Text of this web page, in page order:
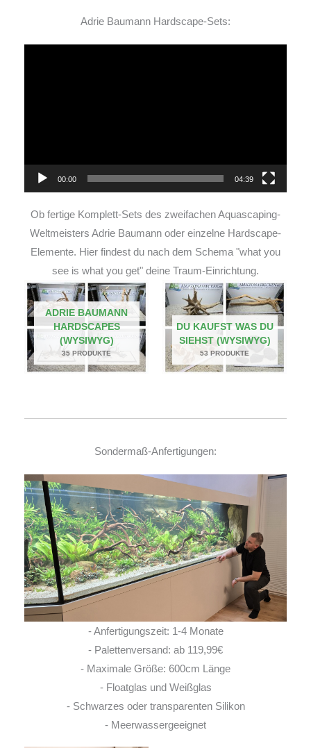
Adrie Baumann Hardscape-Sets:
00:00 04:39
Ob fertige Komplett-Sets des zweifachen Aquascaping-
Weltmeisters Adrie Baumann oder einzelne Hardscape-
Elemente. Hier findest du nach dem Schema "what you
see is what you get" deine Traum-Einrichtung.
ADRIE BAUMANN
HARDSCAPES
(WYSIWYG)
35 PRODUKTE
DU KAUFST WAS DU
SIEHST (WYSIWYG)
53 PRODUKTE
Sondermaß-Anfertigungen:
- Anfertigungszeit: 1-4 Monate
- Palettenversand: ab 119,99€
- Maximale Größe: 600cm Länge
- Floatglas und Weißglas
- Schwarzes oder transparenten Silikon
- Meerwassergeeignet